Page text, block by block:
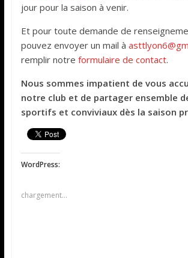
jour pour la saison à venir.
Et pour toute demande de
pouvez envoyer un mail à
remplir notre formulaire de contact.
Nous sommes impatient de vous
notre club et de partager ensemble
sportifs et conviviaux dès la saison
WordPress:
chargement…